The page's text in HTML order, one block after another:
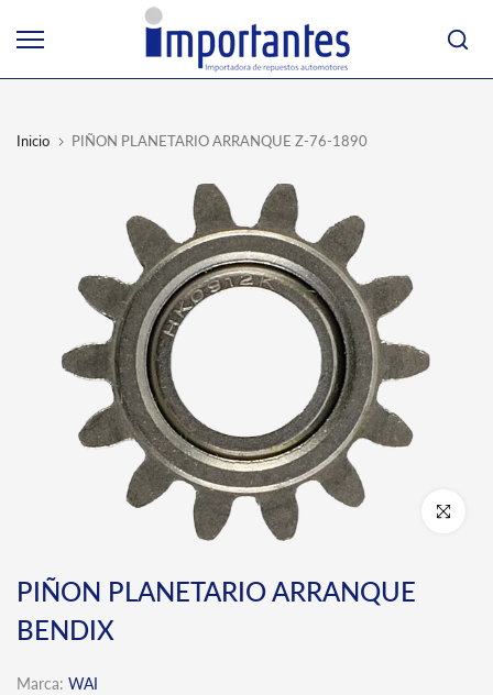
al
Inicio PIÑON PLANETARIO ARRANQUE Z-76-1890
Click para
PIÑON PLANETARIO ARRANQUE
BENDIX
Marca: WAI